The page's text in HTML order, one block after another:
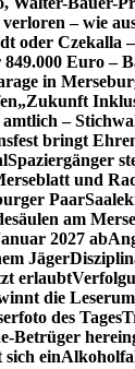
– wie
oder Czekalla
Euro –
in
„Zukunft
–
bringt
Spaziergänger
und
Paar
am
2027 ab
Jäger
erlaubt
die
des Tages
Betrüger
ein